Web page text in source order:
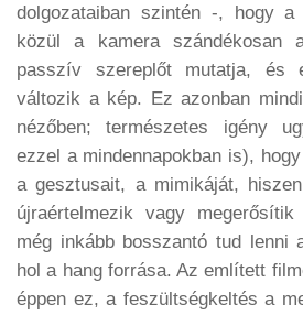
dolgozataiban szintén -, hogy a
közül a kamera szándékosan
passzív szereplőt mutatja, és
változik a kép. Ez azonban
nézőben; természetes igény
ezzel a mindennapokban is),
a gesztusait, a mimikáját,
újraértelmezik vagy
még inkább bosszantó tud lenni
hol a hang forrása. Az említett
éppen ez, a feszültségkeltés a